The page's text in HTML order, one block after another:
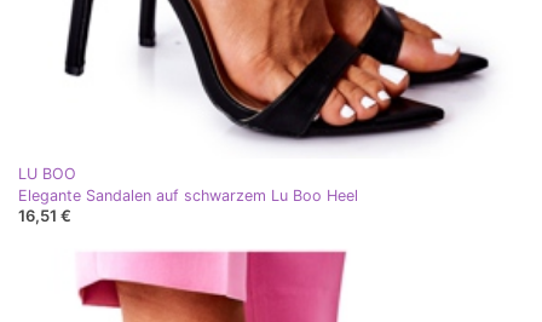
LU BOO
Elegante Sandalen auf schwarzem Lu Boo Heel
16,51 €